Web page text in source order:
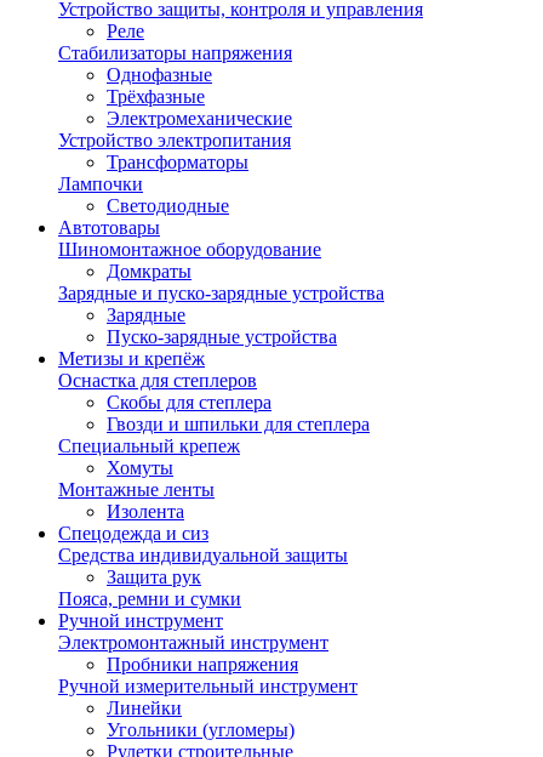
Устройство защиты, контроля и управления
Реле
Стабилизаторы напряжения
Однофазные
Трёхфазные
Электромеханические
Устройство электропитания
Трансформаторы
Лампочки
Светодиодные
Автотовары
Шиномонтажное оборудование
Домкраты
Зарядные и пуско-зарядные устройства
Зарядные
Пуско-зарядные устройства
Метизы и крепёж
Оснастка для степлеров
Скобы для степлера
Гвозди и шпильки для степлера
Специальный крепеж
Хомуты
Монтажные ленты
Изолента
Спецодежда и сиз
Средства индивидуальной защиты
Защита рук
Пояса, ремни и сумки
Ручной инструмент
Электромонтажный инструмент
Пробники напряжения
Ручной измерительный инструмент
Линейки
Угольники (угломеры)
Рулетки строительные